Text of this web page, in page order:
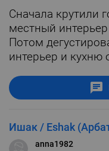
Сначала крутили
местный
Потом
интерьер и кухню
Ишак / Eshak
anna1982